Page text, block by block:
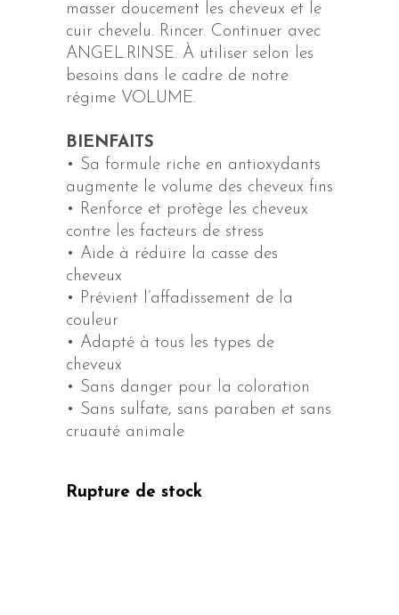
masser doucement les cheveux et le
cuir chevelu. Rincer. Continuer avec
ANGEL.RINSE. À utiliser selon les
besoins dans le cadre de notre
régime VOLUME.
BIENFAITS
• Sa formule riche en antioxydants
augmente le volume des cheveux fins
• Renforce et protège les cheveux
contre les facteurs de stress
• Aide à réduire la casse des
cheveux
• Prévient l’affadissement de la
couleur
• Adapté à tous les types de
cheveux
• Sans danger pour la coloration
• Sans sulfate, sans paraben et sans
cruauté animale
Rupture de stock